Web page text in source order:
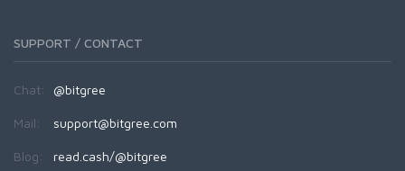
SUPPORT / CONTACT
Chat: @bitgree
Mail: support@bitgree.com
Blog: read.cash/@bitgree